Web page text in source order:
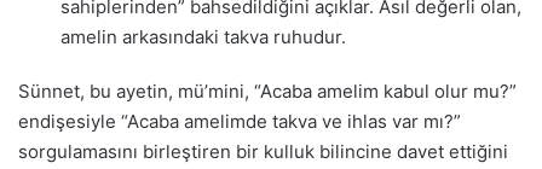
sahiplerinden” bahsedildiğini açıklar. Asıl değerli olan,
amelin arkasındaki takva ruhudur.
Sünnet, bu ayetin, mü’mini, “Acaba amelim kabul olur mu?”
endişesiyle “Acaba amelimde takva ve ihlas var mı?”
sorgulamasını birleştiren bir kulluk bilincine davet ettiğini